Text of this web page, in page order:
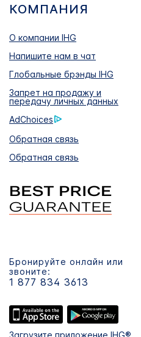
КОМПАНИЯ
О компании IHG
Напишите нам в чат
Глобальные брэнды IHG
Запрет на продажу и
передачу личных данных
AdChoices
Обратная связь
Обратная связь
Бронируйте онлайн или
звоните:
1 877 834 3613
Загрузите приложение IHG®